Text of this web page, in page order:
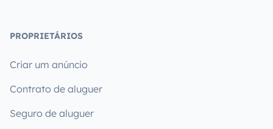
PROPRIETÁRIOS
Criar um anúncio
Contrato de aluguer
Seguro de aluguer